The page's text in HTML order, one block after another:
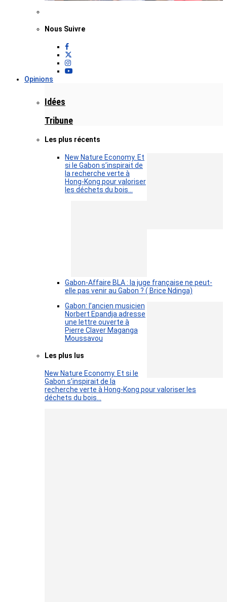
Nous Suivre
Opinions
Idées
Tribune
Les plus récents
New Nature Economy. Et
si le Gabon s’inspirait de
la recherche verte à
Hong-Kong pour valoriser
les déchets du bois…
Gabon-Affaire BLA : la juge française ne peut-
elle pas venir au Gabon ? ( Brice Ndinga)
Gabon: l’ancien musicien
Norbert Epandja adresse
une lettre ouverte à
Pierre Claver Maganga
Moussavou
Les plus lus
New Nature Economy. Et si le
Gabon s’inspirait de la
recherche verte à Hong-Kong pour valoriser les
déchets du bois…